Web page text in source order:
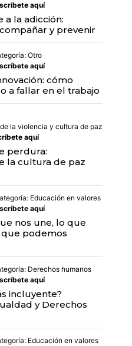
aquí
a la adicción:
y prevenir
Otro
aquí
cómo
a fallar en el trabajo
la violencia y cultura de paz
aquí
perdura:
la cultura de paz
Educación en valores
aquí
nos une, lo que
que podemos
Derechos humanos
aquí
incluyente?
y Derechos
Educación en valores